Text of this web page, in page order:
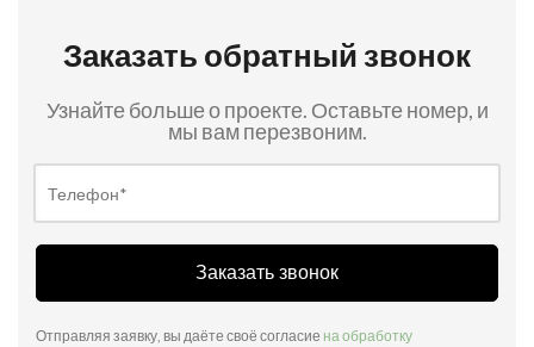
Заказать обратный звонок
Узнайте больше о проекте. Оставьте номер, и
мы вам перезвоним.
Заказать звонок
Отправляя заявку, вы даёте своё согласие на обработку